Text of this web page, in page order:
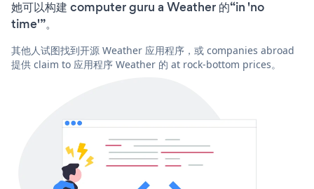
她可以构建 computer guru a Weather 的“in 'no
time'”。
其他人试图找到开源 Weather 应用程序，或 companies abroad
提供 claim to 应用程序 Weather 的 at rock-bottom prices。